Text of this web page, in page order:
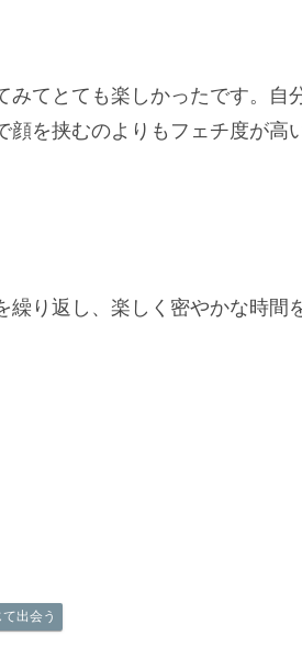
みてとても楽しかったです。
顔を挟むのよりもフェチ度が高
り返し、楽しく密やかな時間
出会う